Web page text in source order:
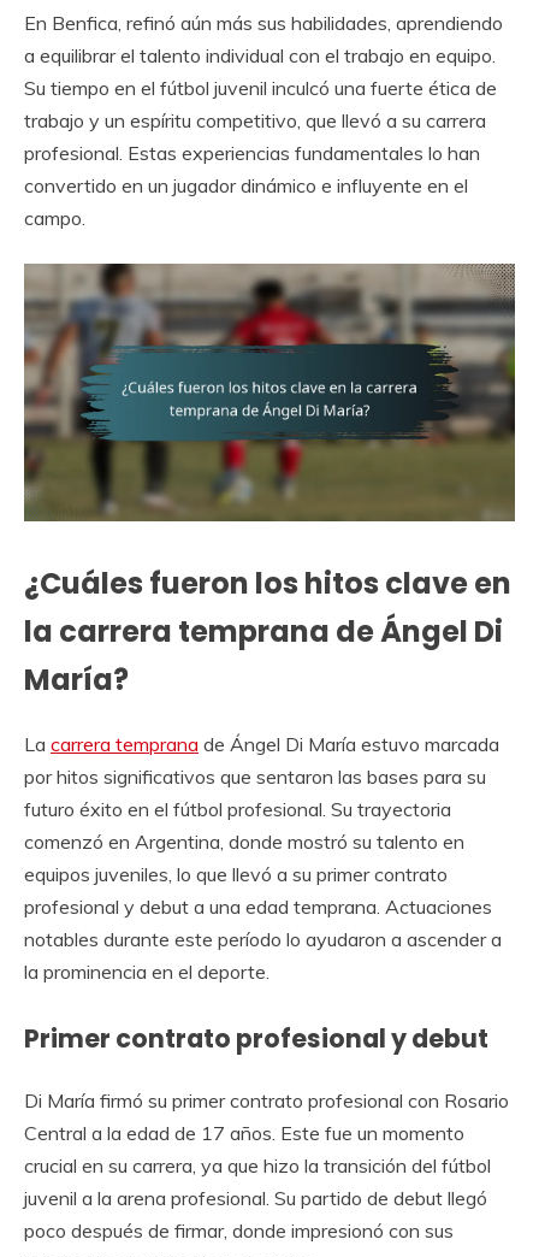
En Benfica, refinó aún más sus habilidades, aprendiendo
a equilibrar el talento individual con el trabajo en equipo.
Su tiempo en el fútbol juvenil inculcó una fuerte ética de
trabajo y un espíritu competitivo, que llevó a su carrera
profesional. Estas experiencias fundamentales lo han
convertido en un jugador dinámico e influyente en el
campo.
¿Cuáles fueron los hitos clave en
la carrera temprana de Ángel Di
María?
La carrera temprana de Ángel Di María estuvo marcada
por hitos significativos que sentaron las bases para su
futuro éxito en el fútbol profesional. Su trayectoria
comenzó en Argentina, donde mostró su talento en
equipos juveniles, lo que llevó a su primer contrato
profesional y debut a una edad temprana. Actuaciones
notables durante este período lo ayudaron a ascender a
la prominencia en el deporte.
Primer contrato profesional y debut
Di María firmó su primer contrato profesional con Rosario
Central a la edad de 17 años. Este fue un momento
crucial en su carrera, ya que hizo la transición del fútbol
juvenil a la arena profesional. Su partido de debut llegó
poco después de firmar, donde impresionó con sus